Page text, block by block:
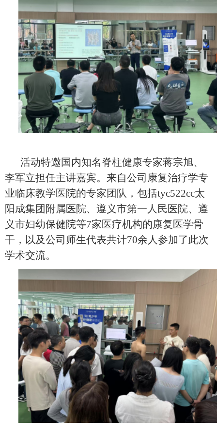
活动特邀国内知名脊柱健康专家蒋宗旭、
李军立担任主讲嘉宾。来自公司康复治疗学专
业临床教学医院的专家团队，包括tyc522cc太
阳成集团附属医院、遵义市第一人民医院、遵
义市妇幼保健院等7家医疗机构的康复医学骨
干，以及公司师生代表共计70余人参加了此次
学术交流。